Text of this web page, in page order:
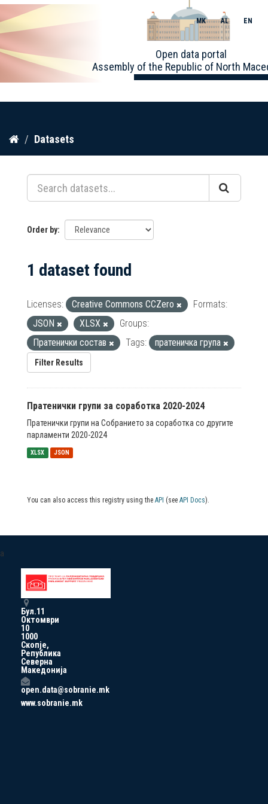
Skip
content
Open data portal
Assembly of the Republic of North
MK AL EN
Datasets
Order by
1 dataset found
Licenses: Creative Commons CCZero
Formats:
JSON
XLSX
Groups:
Пратенички состав
Tags: пратеничка група
Filter Results
Пратенички групи за соработка 2020-2024
Пратенички групи на Собранието за соработка со другите
парламенти 2020-2024
XLSX JSON
You can also access this registry using the API (see API Docs).
a
Бул.11
Октомври
10
1000
Скопје,
Република
Северна
Македонија
open.data@sobranie.mk
www.sobranie.mk